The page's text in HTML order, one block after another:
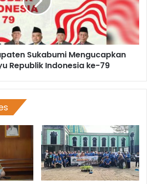
Sukabumi Mengucapkan
Republik Indonesia ke-79